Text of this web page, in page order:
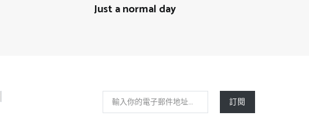
Just a normal day
輸入你的電子郵件地址…
訂閱